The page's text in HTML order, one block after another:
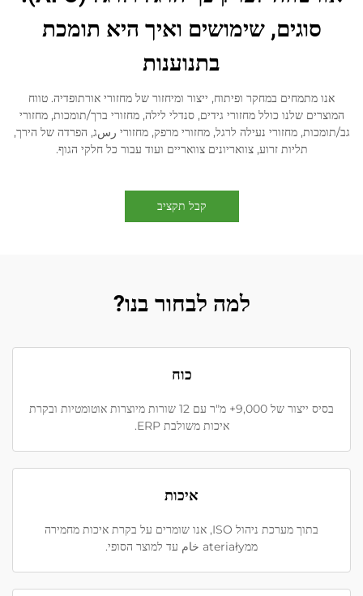
סוגים, שימושים ואיך היא תומכת
בתנוענות
אנו מתמחים במחקר ופיתוח, ייצור ומיחזור של מחזורי אורתופדיה. טווח
המוצרים שלנו כולל מחזורי גידים, סנדלי לילה, מחזורי ברך/תומכות, מחזורי
גב/תומכות, מחזורי נעילה לרגל, מחזורי מרפק, מחזורי رسג, הפרדה של הירך,
תליות זרוע, צוואריונים צוואריים ועוד עבור כל חלקי הגוף.
קבל תקציב
למה לבחור בנו?
כוח
בסיס ייצור של 9,000+ מ"ר עם 12 שורות מיוצרות אוטומטיות ובקרת
איכות משולבת ERP.
איכות
בתוך מערכת ניהול ISO, אנו שומרים על בקרת איכות מחמירה
ממateriały خام עד למוצר הסופי.